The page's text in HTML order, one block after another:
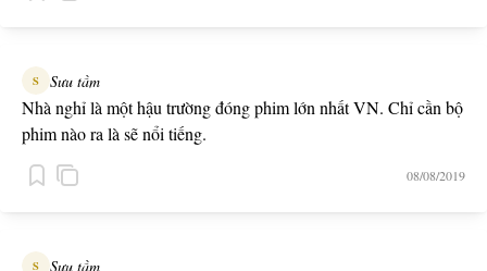
S Sưu tầm
Nhà nghỉ là một hậu trường đóng phim lớn nhất VN. Chỉ cần bộ
phim nào ra là sẽ nổi tiếng.
08/08/2019
S Sưu tầm